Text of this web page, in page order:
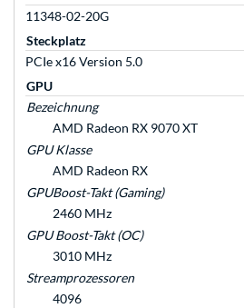
11348-02-20G
Steckplatz
PCIe x16 Version 5.0
GPU
Bezeichnung
AMD Radeon RX 9070 XT
GPU Klasse
AMD Radeon RX
GPUBoost-Takt (Gaming)
2460 MHz
GPU Boost-Takt (OC)
3010 MHz
Streamprozessoren
4096